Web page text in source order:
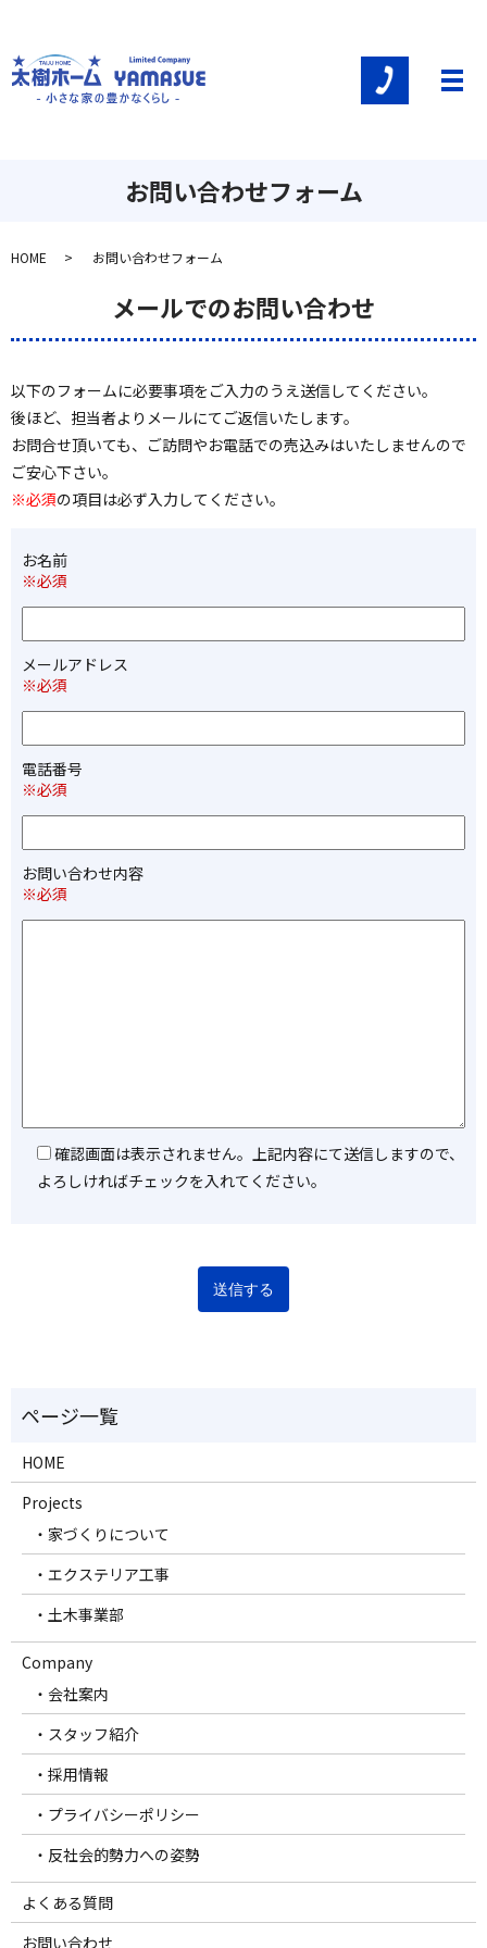
メ
お問い合わせフォーム
HOME お問い合わせフォーム
メールでのお問い合わせ
以下のフォームに必要事項をご入力のうえ送信してください。
後ほど、担当者よりメールにてご返信いたします。
お問合せ頂いても、ご訪問やお電話での売込みはいたしませんので
ご安心下さい。
※必須の項目は必ず入力してください。
お名前
※必須
メールアドレス
※必須
電話番号
※必須
お問い合わせ内容
※必須
確認画面は表示されません。上記内容にて送信しますので、
よろしければチェックを入れてください。
HOME
Projects
・家づくりについて
・エクステリア工事
・土木事業部
Company
・会社案内
・スタッフ紹介
・採用情報
・プライバシーポリシー
・反社会的勢力への姿勢
よくある質問
お問い合わせ